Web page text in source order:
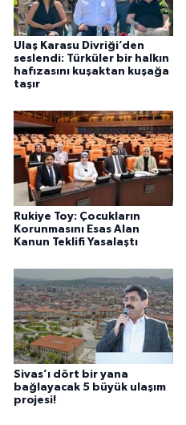
Ulaş Karasu Divriği’den
seslendi: Türküler bir halkın
hafızasını kuşaktan kuşağa
taşır
Rukiye Toy: Çocukların
Korunmasını Esas Alan
Kanun Teklifi Yasalaştı
Sivas’ı dört bir yana
bağlayacak 5 büyük ulaşım
projesi!